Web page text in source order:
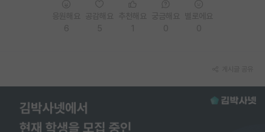
반도체 아카데미
재팬라운지 🌸